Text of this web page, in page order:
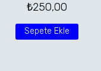
₺250,00
Sepete Ekle